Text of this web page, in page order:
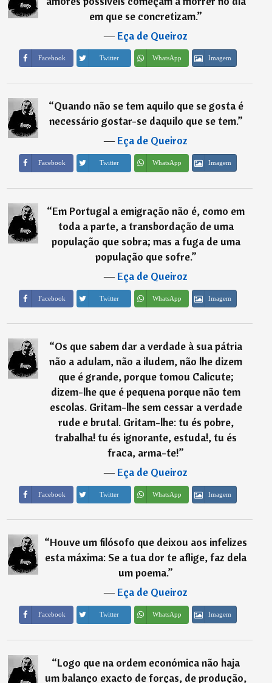
em que se concretizam.”
―Eça de Queiroz
Facebook Twitter WhatsApp Imagem
“Quando não se tem aquilo que se gosta é
necessário gostar-se daquilo que se tem.”
―Eça de Queiroz
Facebook Twitter WhatsApp Imagem
“Em Portugal a emigração não é, como em
toda a parte, a transbordação de uma
população que sobra; mas a fuga de uma
população que sofre.”
―Eça de Queiroz
Facebook Twitter WhatsApp Imagem
“Os que sabem dar a verdade à sua pátria
não a adulam, não a iludem, não lhe dizem
que é grande, porque tomou Calicute;
dizem-lhe que é pequena porque não tem
escolas. Gritam-lhe sem cessar a verdade
rude e brutal. Gritam-lhe: tu és pobre,
trabalha! tu és ignorante, estuda!, tu és
fraca, arma-te!”
―Eça de Queiroz
Facebook Twitter WhatsApp Imagem
“Houve um filósofo que deixou aos infelizes
esta máxima: Se a tua dor te aflige, faz dela
um poema.”
―Eça de Queiroz
Facebook Twitter WhatsApp Imagem
“Logo que na ordem económica não haja
um balanço exacto de forças, de produção,